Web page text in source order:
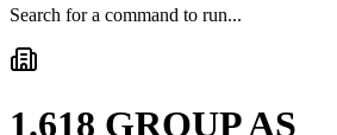
Search for a command to run...
1.618 GROUP AS